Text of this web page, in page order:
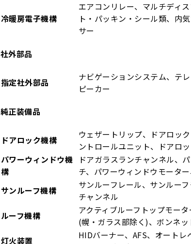
冷暖房電子機構
エアコンリレー、マルチディ
ト・パッキン・シール類、内
サー
社外部品
指定社外部品
ナビゲーションシステム、テ
ピーカー
純正装備品
ドアロック機構
ウェザートリップ、ドアロッ
ントロールユニット、ドアロ
パワーウィンドウ機
構
ドアガラスランチャンネル、
チ、パワーウィンドウモータ
サンルーフ機構
サンルーフレール、サンルー
チャンネル
ルーフ機構
アクティブルーフトップモー
(幌・ガラス部除く)、ボンネッ
灯火装置
HIDバーナー、AFS、オートレ